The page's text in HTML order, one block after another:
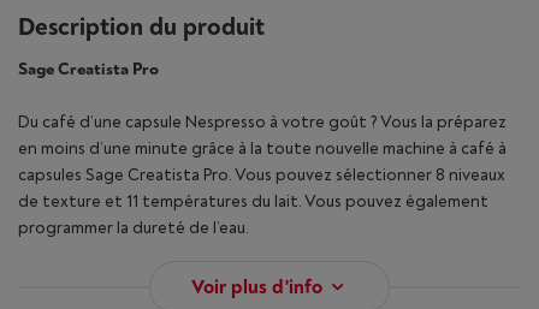
Description du produit
Sage Creatista Pro
Du café d’une capsule Nespresso à votre goût ? Vous la préparez
en moins d’une minute grâce à la toute nouvelle machine à café à
capsules Sage Creatista Pro. Vous pouvez sélectionner 8 niveaux
de texture et 11 températures du lait. Vous pouvez également
programmer la dureté de l’eau.
Voir plus d'info